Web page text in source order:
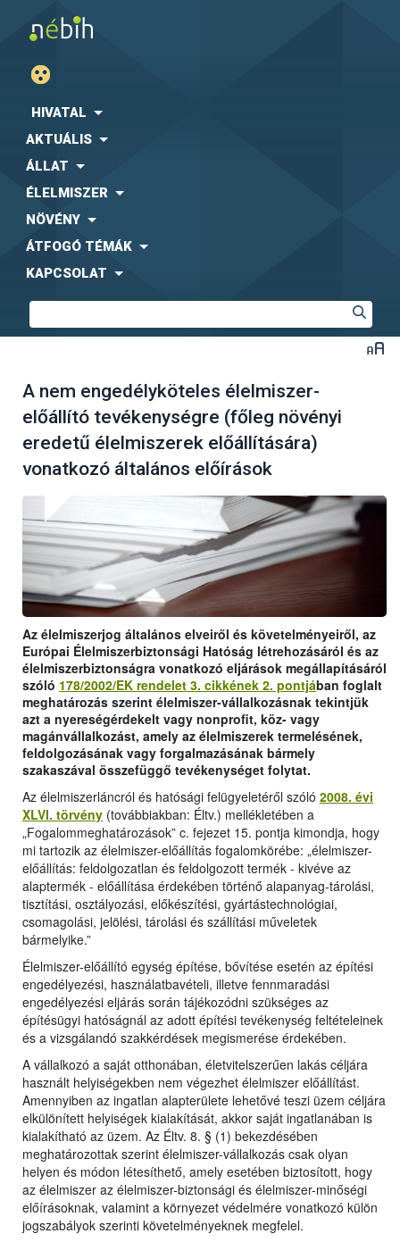
HIVATAL
AKTUÁLIS
ÁLLAT
ÉLELMISZER
NÖVÉNY
ÁTFOGÓ TÉMÁK
KAPCSOLAT
A nem engedélyköteles élelmiszer-
előállító tevékenységre (főleg növényi
eredetű élelmiszerek előállítására)
vonatkozó általános előírások
Az élelmiszerjog általános elveiről és követelményeiről, az
Európai Élelmiszerbiztonsági Hatóság létrehozásáról és az
élelmiszerbiztonságra vonatkozó eljárások megállapításáról
szóló 178/2002/EK rendelet 3. cikkének 2. pontjában foglalt
meghatározás szerint élelmiszer-vállalkozásnak tekintjük
azt a nyereségérdekelt vagy nonprofit, köz- vagy
magánvállalkozást, amely az élelmiszerek termelésének,
feldolgozásának vagy forgalmazásának bármely
szakaszával összefüggő tevékenységet folytat.
Az élelmiszerláncról és hatósági felügyeletéről szóló 2008. évi
XLVI. törvény (továbbiakban: Éltv.) mellékletében a
„Fogalommeghatározások” c. fejezet 15. pontja kimondja, hogy
mi tartozik az élelmiszer-előállítás fogalomkörébe: „élelmiszer-
előállítás: feldolgozatlan és feldolgozott termék - kivéve az
alaptermék - előállítása érdekében történő alapanyag-tárolási,
tisztítási, osztályozási, előkészítési, gyártástechnológiai,
csomagolási, jelölési, tárolási és szállítási műveletek
bármelyike.”
Élelmiszer-előállító egység építése, bővítése esetén az építési
engedélyezési, használatbavételi, illetve fennmaradási
engedélyezési eljárás során tájékozódni szükséges az
építésügyi hatóságnál az adott építési tevékenység feltételeinek
és a vizsgálandó szakkérdések megismerése érdekében.
A vállalkozó a saját otthonában, életvitelszerűen lakás céljára
használt helyiségekben nem végezhet élelmiszer előállítást.
Amennyiben az ingatlan alapterülete lehetővé teszi üzem céljára
elkülönített helyiségek kialakítását, akkor saját ingatlanában is
kialakítható az üzem. Az Éltv. 8. § (1) bekezdésében
meghatározottak szerint élelmiszer-vállalkozás csak olyan
helyen és módon létesíthető, amely esetében biztosított, hogy
az élelmiszer az élelmiszer-biztonsági és élelmiszer-minőségi
előírásoknak, valamint a környezet védelmére vonatkozó külön
jogszabályok szerinti követelményeknek megfelel.